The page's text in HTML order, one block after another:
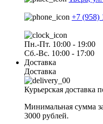
+7 (958)
Пн.-Пт. 10:00 - 19:00
Сб.-Вс. 10:00 - 17:00
Доставка
Доставка
Курьерская доставка
Минимальная сумма
3000 рублей.